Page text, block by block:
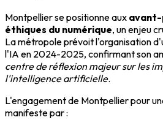
Montpellier se positionne aux avant-
éthiques du numérique, un enjeu
La métropole prévoit l'organisation
l'IA en 2024-2025, confirmant son
centre de réflexion majeur sur les
l'intelligence artificielle.
L'engagement de Montpellier pour
manifeste par :